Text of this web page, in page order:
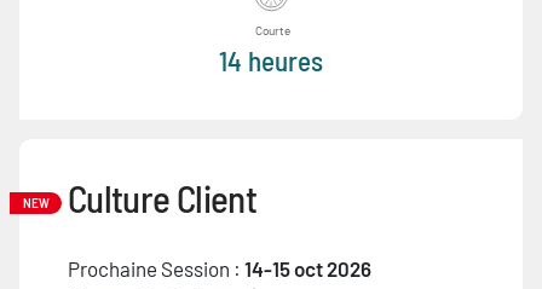
Courte
14 heures
NEW Culture Client
Prochaine Session : 14-15 oct 2026